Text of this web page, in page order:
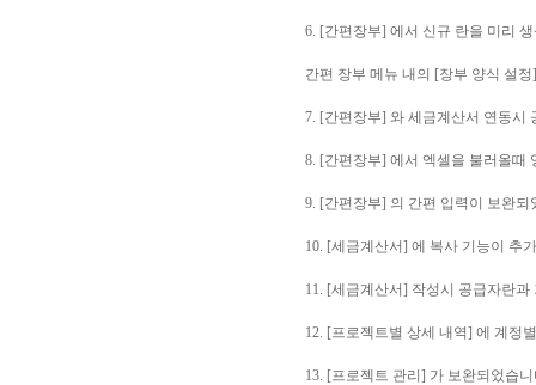
6. [간편장부] 에서 신규 란을 미리
간편 장부 메뉴 내의 [장부 양식 설
7. [간편장부] 와 세금계산서 연동시
8. [간편장부] 에서 엑셀을 불러올때
9. [간편장부] 의 간편 입력이 보완되
10. [세금계산서] 에 복사 기능이 추
11. [세금계산서] 작성시 공급자란
12. [프로젝트별 상세 내역] 에 계정
13. [프로젝트 관리] 가 보완되었습니